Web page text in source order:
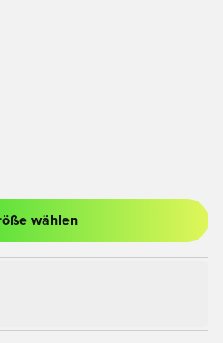
oder Registrieren als
wählen